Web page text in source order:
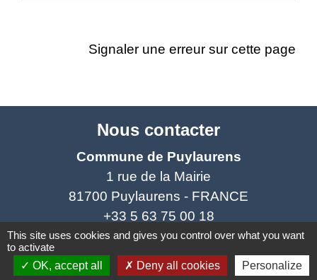
Signaler une erreur sur cette page
Nous contacter
Commune de Puylaurens
1 rue de la Mairie
81700 Puylaurens - FRANCE
+33 5 63 75 00 18
Contact par formulaire
This site uses cookies and gives you control over what you want
to activate
OK, accept all
Deny all cookies Personalize